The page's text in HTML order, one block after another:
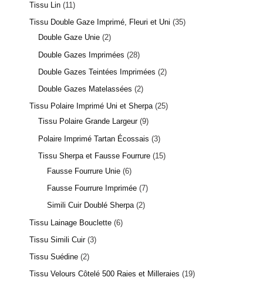
Tissu Lin 11
Tissu Double Gaze Imprimé, Fleuri et Uni 35
Double Gaze Unie 2
Double Gazes Imprimées
28
Double Gazes Teintées Imprimées
2
Double Gazes Matelassées 2
Tissu Polaire Imprimé Uni et Sherpa 25
Tissu Polaire Grande Largeur 9
Polaire Imprimé Tartan Écossais 3
Tissu Sherpa et Fausse Fourrure 15
Fausse Fourrure Unie 6
Fausse Fourrure Imprimée 7
Simili Cuir Doublé Sherpa 2
Tissu Lainage Bouclette 6
Tissu Simili Cuir 3
Tissu Suédine 2
Tissu Velours Côtelé 500 Raies et Milleraies
19